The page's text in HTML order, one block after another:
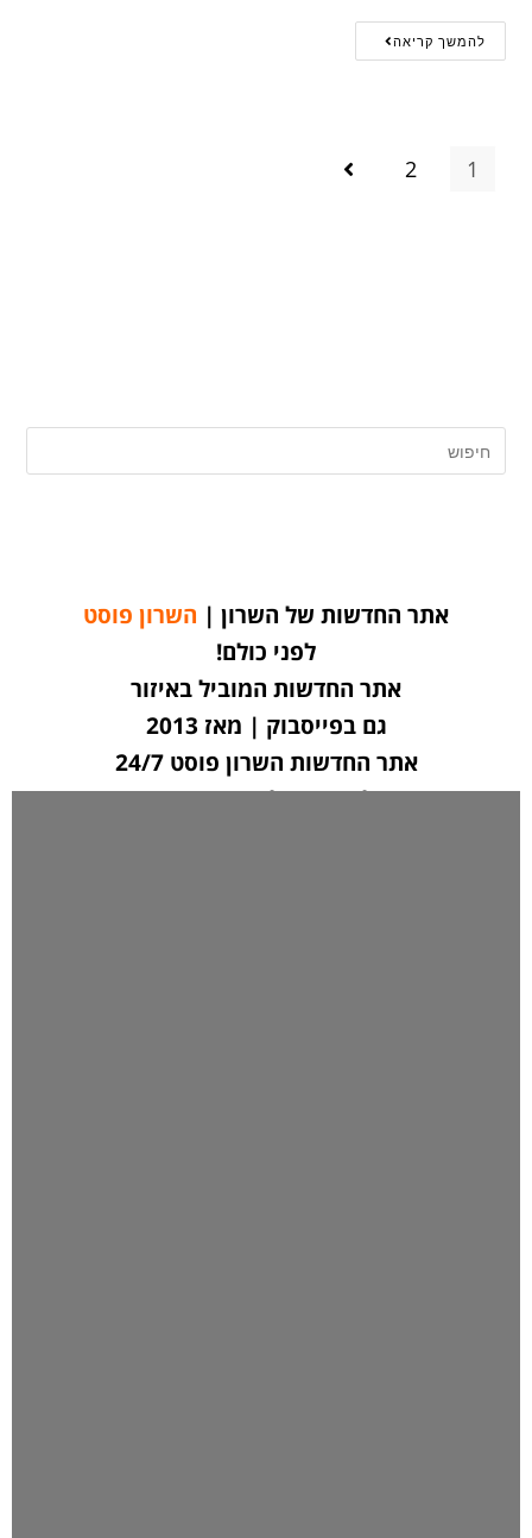
להמשך קריאה
1
2
אתר החדשות של השרון | השרון פוסט
לפני כולם!
אתר החדשות המוביל באיזור
גם בפייסבוק | מאז 2013
אתר החדשות השרון פוסט 24/7
לחצו כאן ליצירת קשר